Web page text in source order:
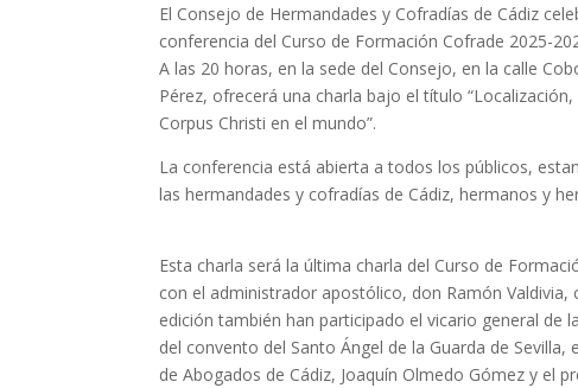
El Consejo de Hermandades y Cofradías de Cádiz
conferencia del Curso de Formación Cofrade 2025-
A las 20 horas, en la sede del Consejo, en la calle
Pérez, ofrecerá una charla bajo el título
Corpus Christi en el mundo”.
La conferencia está abierta a todos los públicos,
las hermandades y cofradías de Cádiz, hermanos y
Esta charla será la última charla del Curso de
con el administrador apostólico, don Ramón Valdivia,
edición también han participado el vicario general de
del convento del Santo Ángel de la Guarda de
de Abogados de Cádiz, Joaquín Olmedo Gómez y el